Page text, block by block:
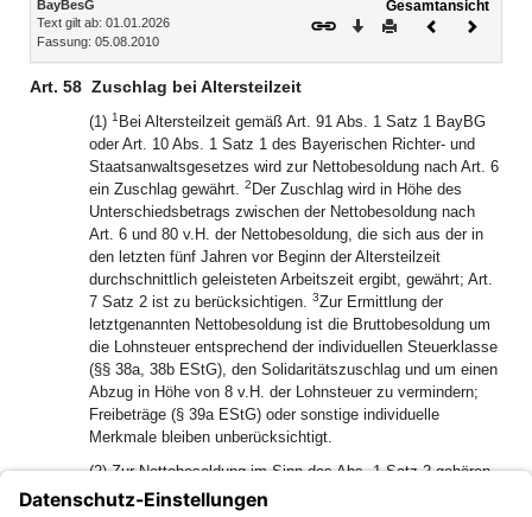
BayBesG
Text gilt ab: 01.01.2026
Fassung: 05.08.2010
Gesamtansicht
Download
DruckenVorheriges
Art. 58 Zuschlag bei Altersteilzeit
(1) 1 Bei Altersteilzeit gemäß Art. 91 Abs. 1 Satz 1 BayBG
oder Art. 10 Abs. 1 Satz 1 des Bayerischen Richter- und
Staatsanwaltsgesetzes wird zur Nettobesoldung nach Art. 6
ein Zuschlag gewährt. 2 Der Zuschlag wird in Höhe des
Unterschiedsbetrags zwischen der Nettobesoldung nach
Art. 6 und 80 v.H. der Nettobesoldung, die sich aus der in
den letzten fünf Jahren vor Beginn der Altersteilzeit
durchschnittlich geleisteten Arbeitszeit ergibt, gewährt; Art.
7 Satz 2 ist zu berücksichtigen. 3Zur Ermittlung der
letztgenannten Nettobesoldung ist die Bruttobesoldung um
die Lohnsteuer entsprechend der individuellen Steuerklasse
(§§ 38a, 38b EStG), den Solidaritätszuschlag und um einen
Abzug in Höhe von 8 v.H. der Lohnsteuer zu vermindern;
Freibeträge (§ 39a EStG) oder sonstige individuelle
Merkmale bleiben unberücksichtigt.
(2) Zur Nettobesoldung im Sinn des Abs. 1 Satz 2 gehören
die in Art. 2 Abs. 2 Nr. 1 bis 4 und Abs. 3 Nr. 1 (mit